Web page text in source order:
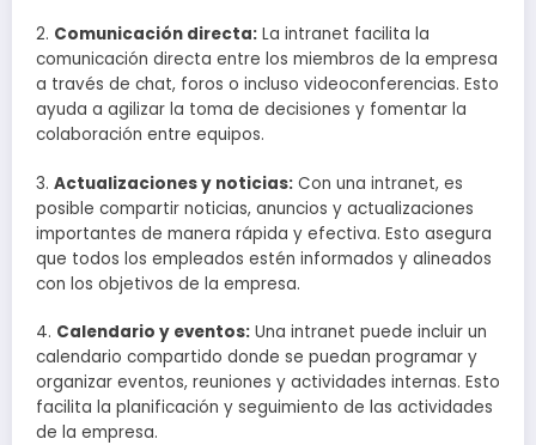
2. Comunicación directa: La intranet facilita la
comunicación directa entre los miembros de la empresa
a través de chat, foros o incluso videoconferencias. Esto
ayuda a agilizar la toma de decisiones y fomentar la
colaboración entre equipos.
3. Actualizaciones y noticias: Con una intranet, es
posible compartir noticias, anuncios y actualizaciones
importantes de manera rápida y efectiva. Esto asegura
que todos los empleados estén informados y alineados
con los objetivos de la empresa.
4. Calendario y eventos: Una intranet puede incluir un
calendario compartido donde se puedan programar y
organizar eventos, reuniones y actividades internas. Esto
facilita la planificación y seguimiento de las actividades
de la empresa.